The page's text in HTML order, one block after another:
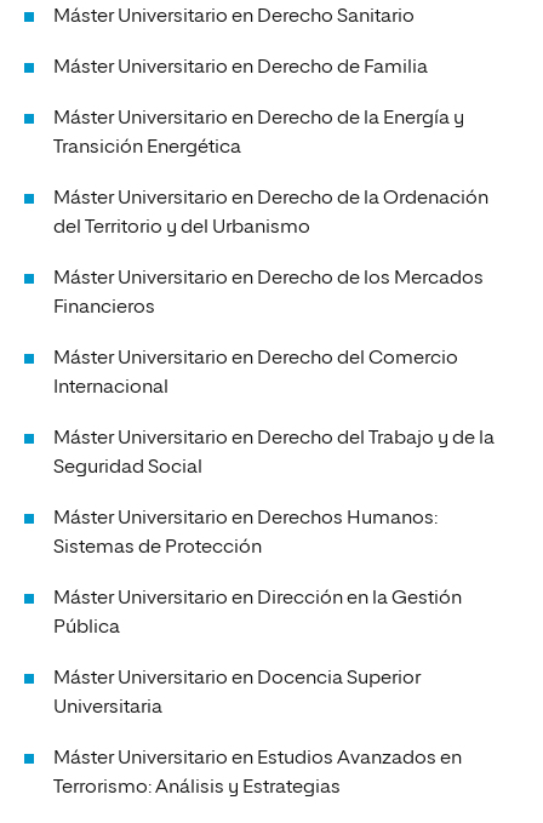
Máster Universitario en Derecho Sanitario
Máster Universitario en Derecho de Familia
Máster Universitario en Derecho de la Energía y
Transición Energética
Máster Universitario en Derecho de la Ordenación
del Territorio y del Urbanismo
Máster Universitario en Derecho de los Mercados
Financieros
Máster Universitario en Derecho del Comercio
Internacional
Máster Universitario en Derecho del Trabajo y de la
Seguridad Social
Máster Universitario en Derechos Humanos:
Sistemas de Protección
Máster Universitario en Dirección en la Gestión
Pública
Máster Universitario en Docencia Superior
Universitaria
Máster Universitario en Estudios Avanzados en
Terrorismo: Análisis y Estrategias